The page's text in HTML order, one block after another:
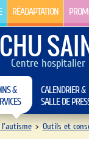
RÉADAPTATION
Centre
&
CALENDRIER &
SALLE DE
> Outils et